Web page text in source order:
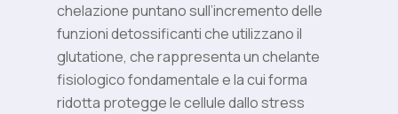
chelazione puntano sull’incremento delle
funzioni detossificanti che utilizzano il
glutatione, che rappresenta un chelante
fisiologico fondamentale e la cui forma
ridotta protegge le cellule dallo stress